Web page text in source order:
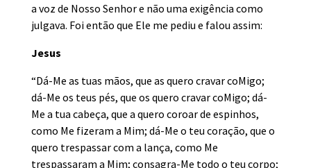
a voz de Nosso Senhor e não uma exigência como
julgava. Foi então que Ele me pediu e falou assim:
Jesus
“Dá-Me as tuas mãos, que as quero cravar coMigo;
dá-Me os teus pés, que os quero cravar coMigo; dá-
Me a tua cabeça, que a quero coroar de espinhos,
como Me fizeram a Mim; dá-Me o teu coração, que o
quero trespassar com a lança, como Me
trespassaram a Mim; consagra-Me todo o teu corpo;